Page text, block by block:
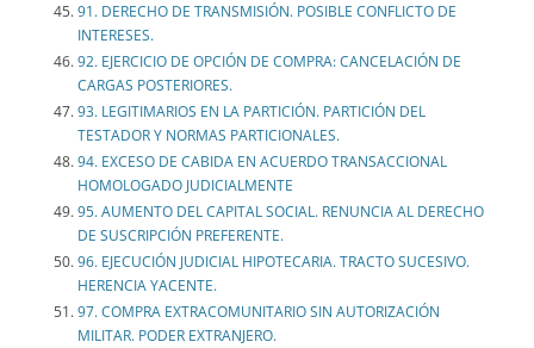
91. DERECHO DE TRANSMISIÓN. POSIBLE CONFLICTO DE
INTERESES.
92. EJERCICIO DE OPCIÓN DE COMPRA: CANCELACIÓN DE
CARGAS POSTERIORES.
93. LEGITIMARIOS EN LA PARTICIÓN. PARTICIÓN DEL
TESTADOR Y NORMAS PARTICIONALES.
94. EXCESO DE CABIDA EN ACUERDO TRANSACCIONAL
HOMOLOGADO JUDICIALMENTE
95. AUMENTO DEL CAPITAL SOCIAL. RENUNCIA AL DERECHO
DE SUSCRIPCIÓN PREFERENTE.
96. EJECUCIÓN JUDICIAL HIPOTECARIA. TRACTO SUCESIVO.
HERENCIA YACENTE.
97. COMPRA EXTRACOMUNITARIO SIN AUTORIZACIÓN
MILITAR. PODER EXTRANJERO.